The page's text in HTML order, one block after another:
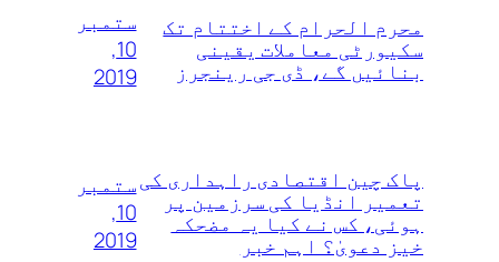
محرم الحرام کے اختتام تک
سکیورٹی معاملات یقینی
بنائیں گے، ڈی جی رینجرز
ستمبر
10,
2019
پاک چین اقتصادی راہداری کی
تعمیر انڈیا کی سرزمین پر
ہوئی، کس نے کیا یہ مضحکہ
خیز دعویٰ؟ اہم خبر
ستمبر
10,
2019